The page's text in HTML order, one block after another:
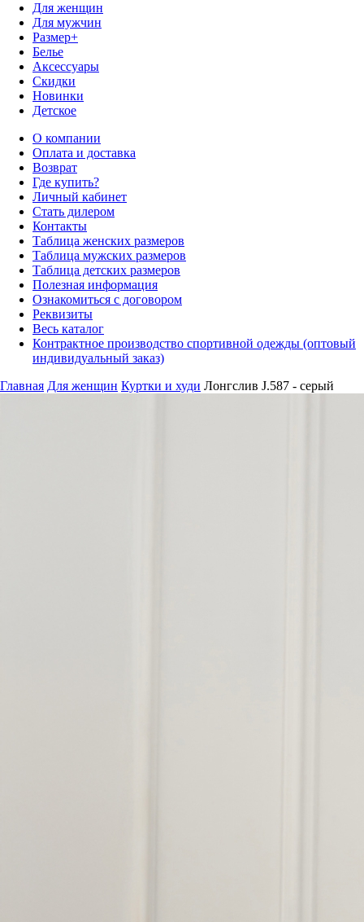
Для женщин
Для мужчин
Размер+
Белье
Аксессуары
Скидки
Новинки
Детское
О компании
Оплата и доставка
Возврат
Где купить?
Личный кабинет
Стать дилером
Контакты
Таблица женских размеров
Таблица мужских размеров
Таблица детских размеров
Полезная информация
Ознакомиться с договором
Реквизиты
Весь каталог
Контрактное производство спортивной одежды (оптовый
индивидуальный заказ)
Главная Для женщин Куртки и худи Лонгслив J.587 - серый